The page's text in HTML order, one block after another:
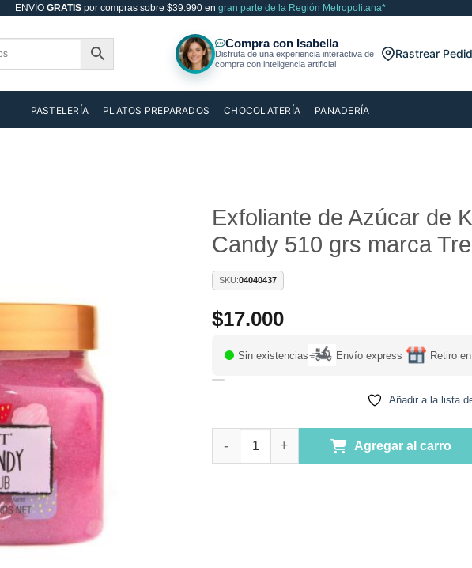
ENVÍO GRATISpor compras sobre $39.990 en gran parte de la Región Metropolitana*
Rastrear
PASTELERÍA PLATOS PREPARADOS CHOCOLATERÍA PANADERÍA
Exfoliante de Azúcar de
Candy 510 grs marca
SKU:04040437
$17.000
Sin existencias Envío express Retiro
Añadir a la lista
Agregar al carro